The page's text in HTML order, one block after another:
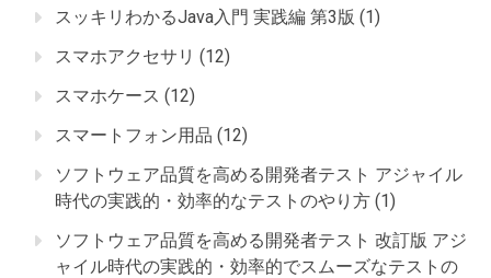
スッキリわかるJava入門 実践編 第3版 (1)
スマホアクセサリ (12)
スマホケース (12)
スマートフォン用品 (12)
ソフトウェア品質を高める開発者テスト アジャイル
時代の実践的・効率的なテストのやり方 (1)
ソフトウェア品質を高める開発者テスト 改訂版 アジ
ャイル時代の実践的・効率的でスムーズなテストの